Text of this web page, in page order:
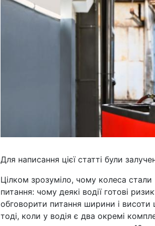
Для написання цієї статті були
Цілком зрозуміло, чому колеса
питання: чому деякі водії готові
обговорити питання ширини і
тоді, коли у водія є два окремі